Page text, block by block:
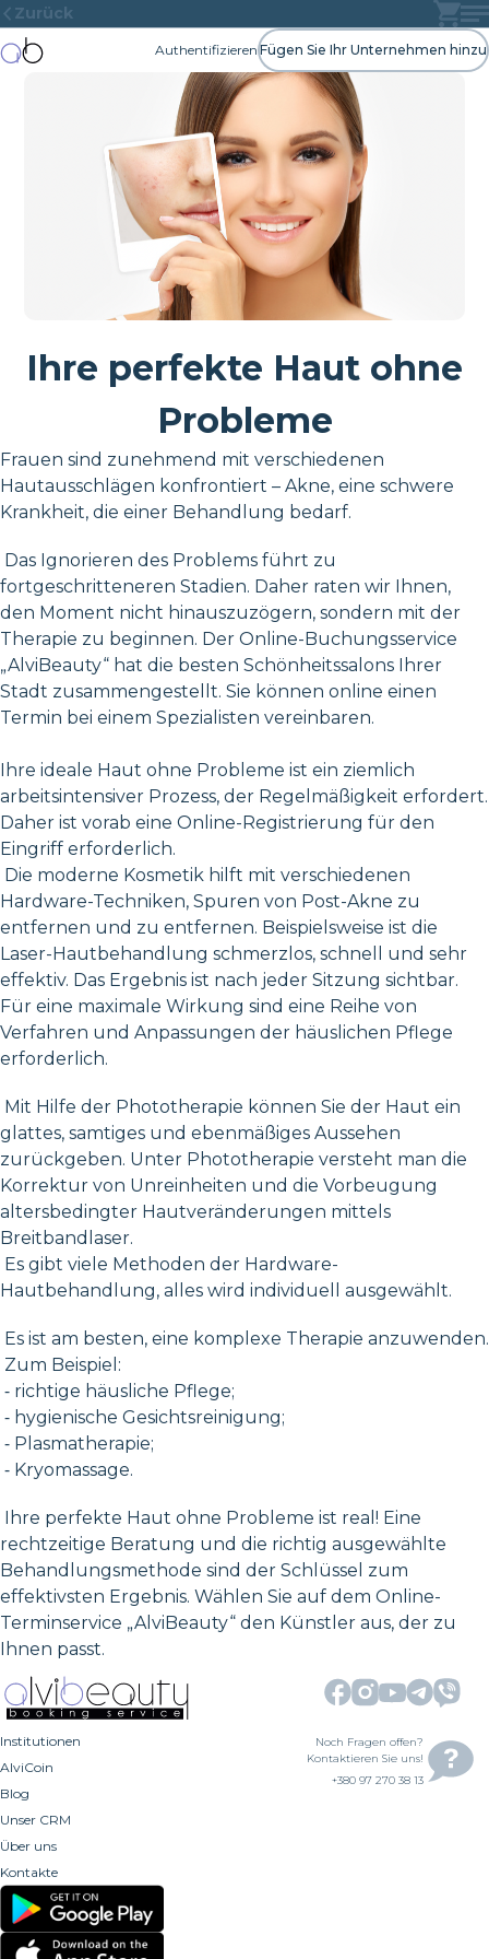
Zurück
Authentifizieren Fügen Sie Ihr Unternehmen hinzu
Ihre perfekte Haut ohne
Probleme
Frauen sind zunehmend mit verschiedenen
Hautausschlägen konfrontiert – Akne, eine schwere
Krankheit, die einer Behandlung bedarf.
Das Ignorieren des Problems führt zu
fortgeschritteneren Stadien. Daher raten wir Ihnen,
den Moment nicht hinauszuzögern, sondern mit der
Therapie zu beginnen. Der Online-Buchungsservice
„AlviBeauty“ hat die besten Schönheitssalons Ihrer
Stadt zusammengestellt. Sie können online einen
Termin bei einem Spezialisten vereinbaren.
Ihre ideale Haut ohne Probleme ist ein ziemlich
arbeitsintensiver Prozess, der Regelmäßigkeit erfordert.
Daher ist vorab eine Online-Registrierung für den
Eingriff erforderlich.
Die moderne Kosmetik hilft mit verschiedenen
Hardware-Techniken, Spuren von Post-Akne zu
entfernen und zu entfernen. Beispielsweise ist die
Laser-Hautbehandlung schmerzlos, schnell und sehr
effektiv. Das Ergebnis ist nach jeder Sitzung sichtbar.
Für eine maximale Wirkung sind eine Reihe von
Verfahren und Anpassungen der häuslichen Pflege
erforderlich.
Mit Hilfe der Phototherapie können Sie der Haut ein
glattes, samtiges und ebenmäßiges Aussehen
zurückgeben. Unter Phototherapie versteht man die
Korrektur von Unreinheiten und die Vorbeugung
altersbedingter Hautveränderungen mittels
Breitbandlaser.
Es gibt viele Methoden der Hardware-
Hautbehandlung, alles wird individuell ausgewählt.
Es ist am besten, eine komplexe Therapie anzuwenden.
Zum Beispiel:
⁃ richtige häusliche Pflege;
⁃ hygienische Gesichtsreinigung;
⁃ Plasmatherapie;
⁃ Kryomassage.
Ihre perfekte Haut ohne Probleme ist real! Eine
rechtzeitige Beratung und die richtig ausgewählte
Behandlungsmethode sind der Schlüssel zum
effektivsten Ergebnis. Wählen Sie auf dem Online-
Terminservice „AlviBeauty“ den Künstler aus, der zu
Ihnen passt.
Institutionen
AlviCoin
Blog
Unser CRM
Über uns
Kontakte
Noch Fragen offen?
Kontaktieren Sie uns!
+380 97 270 38 13